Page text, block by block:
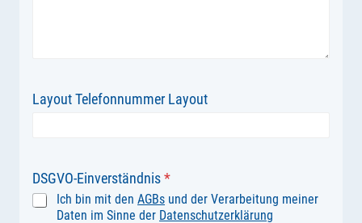
Layout Telefonnummer Layout
DSGVO-Einverständnis*
Ich bin mit den AGBs und der Verarbeitung meiner
Daten im Sinne der Datenschutzerklärung